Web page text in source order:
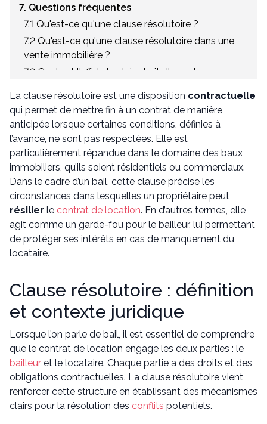
7. Questions fréquentes
7.1 Qu'est-ce qu'une clause résolutoire ?
7.2 Qu'est-ce qu'une clause résolutoire dans une
vente immobilière ?
7.3 Quel est l'effet de plein droit d'une clause
7.4 Quelle est la différence entre une clause
résolutoire et une clause de résiliation ?
7.5 Clause de résiliation plein droit : que dit la loi ?
La clause résolutoire est une disposition contractuelle
qui permet de mettre fin à un contrat de manière
anticipée lorsque certaines conditions, définies à
l’avance, ne sont pas respectées. Elle est
particulièrement répandue dans le domaine des baux
immobiliers, qu’ils soient résidentiels ou commerciaux.
Dans le cadre d’un bail, cette clause précise les
circonstances dans lesquelles un propriétaire peut
résilier le contrat de location. En d’autres termes, elle
agit comme un garde-fou pour le bailleur, lui permettant
de protéger ses intérêts en cas de manquement du
locataire.
Clause résolutoire : définition
et contexte juridique
Lorsque l’on parle de bail, il est essentiel de comprendre
que le contrat de location engage les deux parties : le
bailleur et le locataire. Chaque partie a des droits et des
obligations contractuelles. La clause résolutoire vient
renforcer cette structure en établissant des mécanismes
clairs pour la résolution des conflits potentiels.